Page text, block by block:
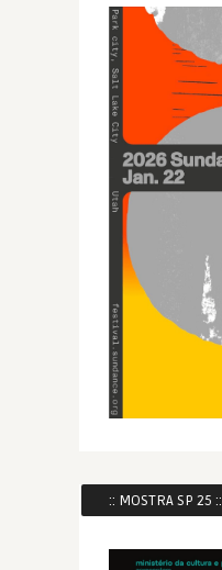
:: MOSTRA SP 25 ::